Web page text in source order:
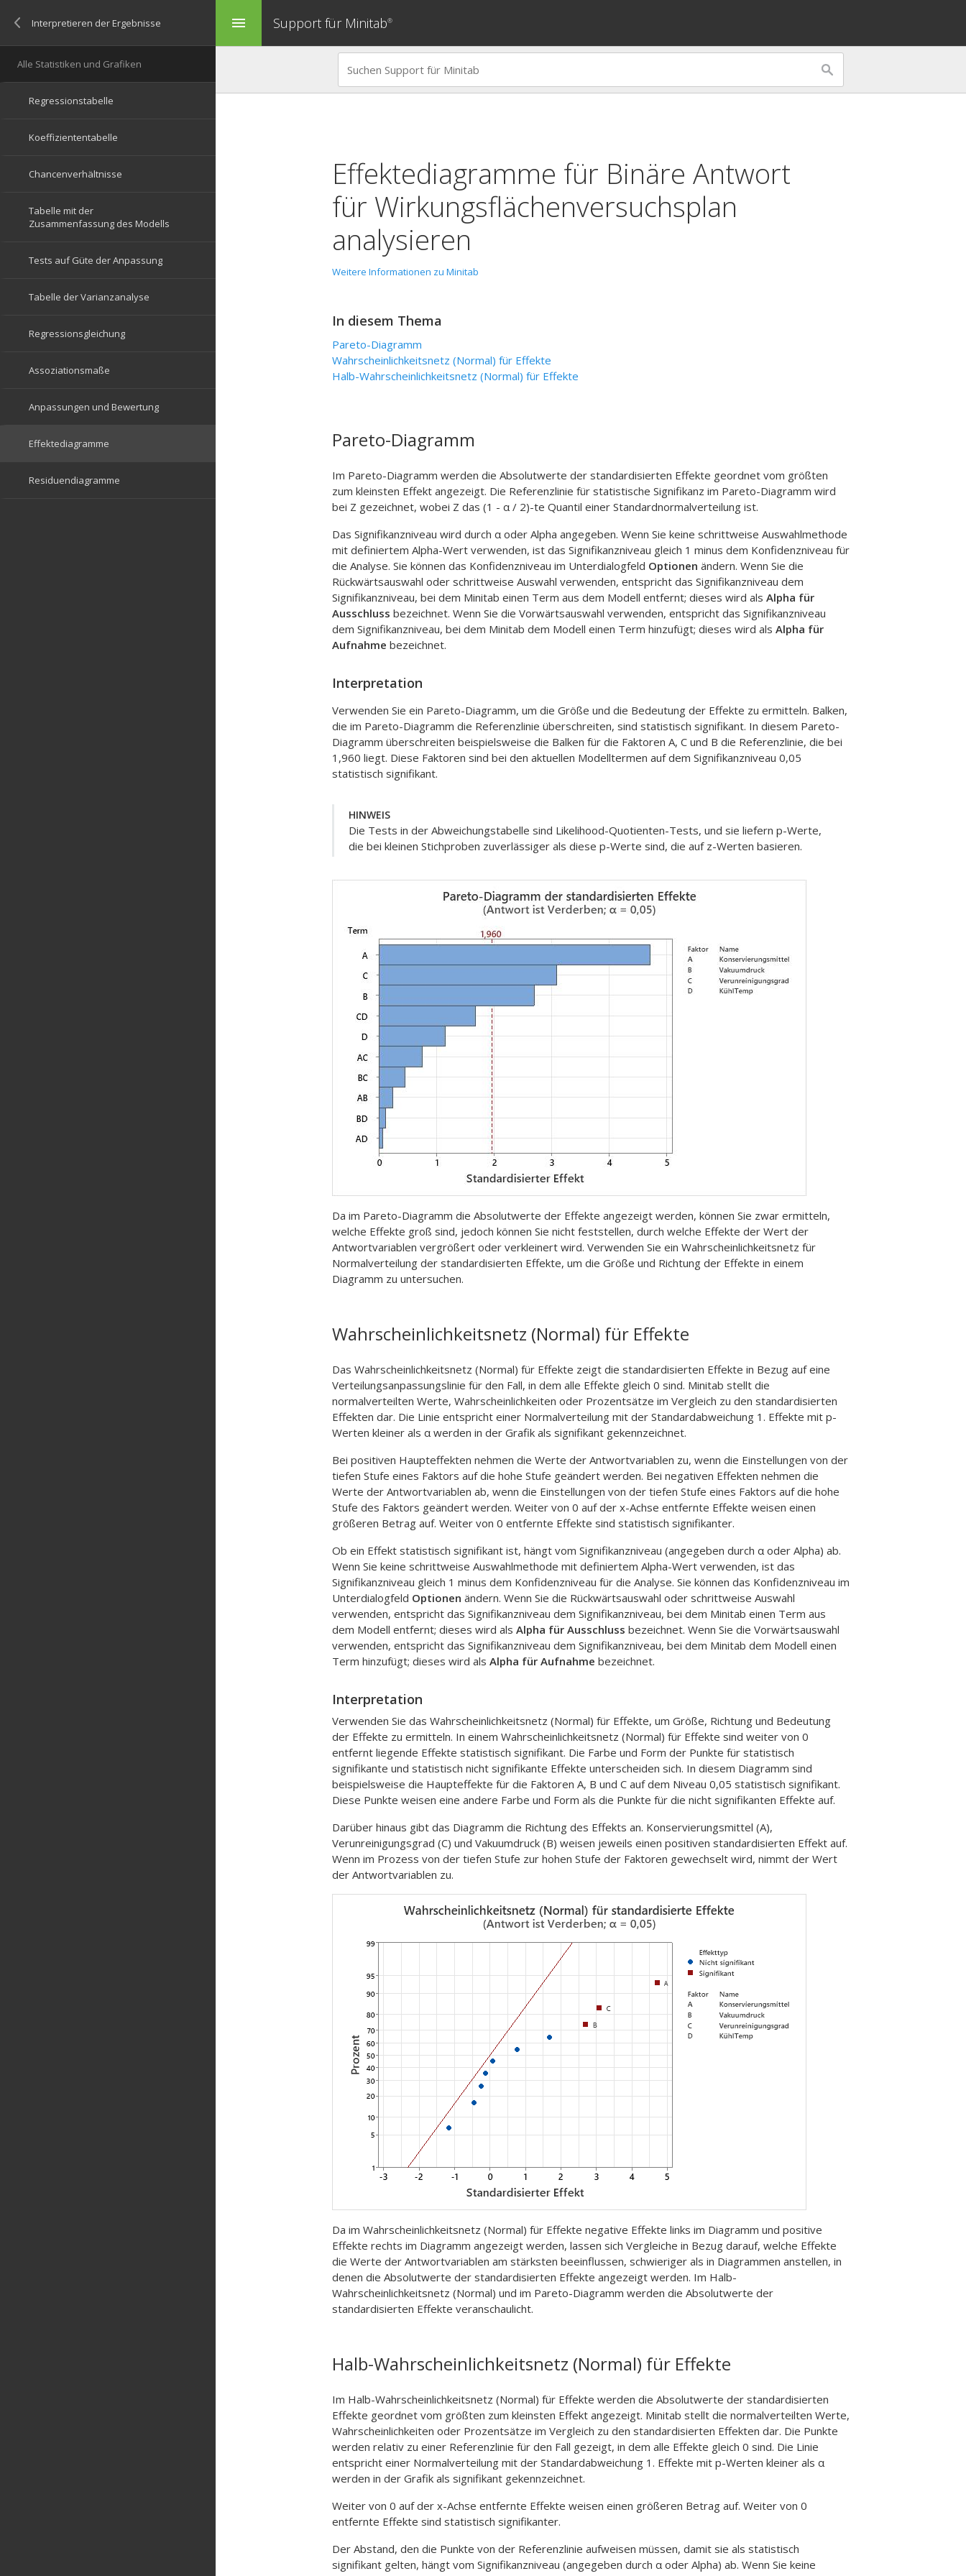
menu Support für Minitab®
Effektediagramme für Binäre Antwort
für Wirkungsflächenversuchsplan
analysieren
Weitere Informationen zu Minitab
In diesem Thema
Pareto-Diagramm
Wahrscheinlichkeitsnetz (Normal) für Effekte
Halb-Wahrscheinlichkeitsnetz (Normal) für Effekte
Pareto-Diagramm
Im Pareto-Diagramm werden die Absolutwerte der standardisierten Effekte geordnet vom größten
zum kleinsten Effekt angezeigt. Die Referenzlinie für statistische Signifikanz im Pareto-Diagramm wird
bei Z gezeichnet, wobei Z das (1 - α / 2)-te Quantil einer Standardnormalverteilung ist.
Das Signifikanzniveau wird durch α oder Alpha angegeben. Wenn Sie keine schrittweise Auswahlmethode
mit definiertem Alpha-Wert verwenden, ist das Signifikanzniveau gleich 1 minus dem Konfidenzniveau für
die Analyse. Sie können das Konfidenzniveau im Unterdialogfeld Optionen ändern. Wenn Sie die
Rückwärtsauswahl oder schrittweise Auswahl verwenden, entspricht das Signifikanzniveau dem
Signifikanzniveau, bei dem Minitab einen Term aus dem Modell entfernt; dieses wird als Alpha für
Ausschluss bezeichnet. Wenn Sie die Vorwärtsauswahl verwenden, entspricht das Signifikanzniveau
dem Signifikanzniveau, bei dem Minitab dem Modell einen Term hinzufügt; dieses wird als Alpha für
Aufnahme bezeichnet.
Interpretation
Verwenden Sie ein Pareto-Diagramm, um die Größe und die Bedeutung der Effekte zu ermitteln. Balken,
die im Pareto-Diagramm die Referenzlinie überschreiten, sind statistisch signifikant. In diesem Pareto-
Diagramm überschreiten beispielsweise die Balken für die Faktoren A, C und B die Referenzlinie, die bei
1,960 liegt. Diese Faktoren sind bei den aktuellen Modelltermen auf dem Signifikanzniveau 0,05
statistisch signifikant.
HINWEIS
Die Tests in der Abweichungstabelle sind Likelihood-Quotienten-Tests, und sie liefern p-Werte,
die bei kleinen Stichproben zuverlässiger als diese p-Werte sind, die auf z-Werten basieren.
Da im Pareto-Diagramm die Absolutwerte der Effekte angezeigt werden, können Sie zwar ermitteln,
welche Effekte groß sind, jedoch können Sie nicht feststellen, durch welche Effekte der Wert der
Antwortvariablen vergrößert oder verkleinert wird. Verwenden Sie ein Wahrscheinlichkeitsnetz für
Normalverteilung der standardisierten Effekte, um die Größe und Richtung der Effekte in einem
Diagramm zu untersuchen.
Wahrscheinlichkeitsnetz (Normal) für Effekte
Das Wahrscheinlichkeitsnetz (Normal) für Effekte zeigt die standardisierten Effekte in Bezug auf eine
Verteilungsanpassungslinie für den Fall, in dem alle Effekte gleich 0 sind. Minitab stellt die
normalverteilten Werte, Wahrscheinlichkeiten oder Prozentsätze im Vergleich zu den standardisierten
Effekten dar. Die Linie entspricht einer Normalverteilung mit der Standardabweichung 1. Effekte mit p-
Werten kleiner als α werden in der Grafik als signifikant gekennzeichnet.
Bei positiven Haupteffekten nehmen die Werte der Antwortvariablen zu, wenn die Einstellungen von der
tiefen Stufe eines Faktors auf die hohe Stufe geändert werden. Bei negativen Effekten nehmen die
Werte der Antwortvariablen ab, wenn die Einstellungen von der tiefen Stufe eines Faktors auf die hohe
Stufe des Faktors geändert werden. Weiter von 0 auf der x-Achse entfernte Effekte weisen einen
größeren Betrag auf. Weiter von 0 entfernte Effekte sind statistisch signifikanter.
Ob ein Effekt statistisch signifikant ist, hängt vom Signifikanzniveau (angegeben durch α oder Alpha) ab.
Wenn Sie keine schrittweise Auswahlmethode mit definiertem Alpha-Wert verwenden, ist das
Signifikanzniveau gleich 1 minus dem Konfidenzniveau für die Analyse. Sie können das Konfidenzniveau im
Unterdialogfeld Optionen ändern. Wenn Sie die Rückwärtsauswahl oder schrittweise Auswahl
verwenden, entspricht das Signifikanzniveau dem Signifikanzniveau, bei dem Minitab einen Term aus
dem Modell entfernt; dieses wird als Alpha für Ausschluss bezeichnet. Wenn Sie die Vorwärtsauswahl
verwenden, entspricht das Signifikanzniveau dem Signifikanzniveau, bei dem Minitab dem Modell einen
Term hinzufügt; dieses wird als Alpha für Aufnahme bezeichnet.
Interpretation
Verwenden Sie das Wahrscheinlichkeitsnetz (Normal) für Effekte, um Größe, Richtung und Bedeutung
der Effekte zu ermitteln. In einem Wahrscheinlichkeitsnetz (Normal) für Effekte sind weiter von 0
entfernt liegende Effekte statistisch signifikant. Die Farbe und Form der Punkte für statistisch
signifikante und statistisch nicht signifikante Effekte unterscheiden sich. In diesem Diagramm sind
beispielsweise die Haupteffekte für die Faktoren A, B und C auf dem Niveau 0,05 statistisch signifikant.
Diese Punkte weisen eine andere Farbe und Form als die Punkte für die nicht signifikanten Effekte auf.
Darüber hinaus gibt das Diagramm die Richtung des Effekts an. Konservierungsmittel (A),
Verunreinigungsgrad (C) und Vakuumdruck (B) weisen jeweils einen positiven standardisierten Effekt auf.
Wenn im Prozess von der tiefen Stufe zur hohen Stufe der Faktoren gewechselt wird, nimmt der Wert
der Antwortvariablen zu.
Da im Wahrscheinlichkeitsnetz (Normal) für Effekte negative Effekte links im Diagramm und positive
Effekte rechts im Diagramm angezeigt werden, lassen sich Vergleiche in Bezug darauf, welche Effekte
die Werte der Antwortvariablen am stärksten beeinflussen, schwieriger als in Diagrammen anstellen, in
denen die Absolutwerte der standardisierten Effekte angezeigt werden. Im Halb-
Wahrscheinlichkeitsnetz (Normal) und im Pareto-Diagramm werden die Absolutwerte der
standardisierten Effekte veranschaulicht.
Halb-Wahrscheinlichkeitsnetz (Normal) für Effekte
Im Halb-Wahrscheinlichkeitsnetz (Normal) für Effekte werden die Absolutwerte der standardisierten
Effekte geordnet vom größten zum kleinsten Effekt angezeigt. Minitab stellt die normalverteilten Werte,
Wahrscheinlichkeiten oder Prozentsätze im Vergleich zu den standardisierten Effekten dar. Die Punkte
werden relativ zu einer Referenzlinie für den Fall gezeigt, in dem alle Effekte gleich 0 sind. Die Linie
entspricht einer Normalverteilung mit der Standardabweichung 1. Effekte mit p-Werten kleiner als α
werden in der Grafik als signifikant gekennzeichnet.
Weiter von 0 auf der x-Achse entfernte Effekte weisen einen größeren Betrag auf. Weiter von 0
entfernte Effekte sind statistisch signifikanter.
Der Abstand, den die Punkte von der Referenzlinie aufweisen müssen, damit sie als statistisch
signifikant gelten, hängt vom Signifikanzniveau (angegeben durch α oder Alpha) ab. Wenn Sie keine